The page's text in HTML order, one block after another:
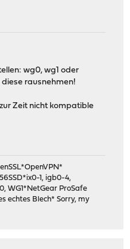
wg0, wg1 oder
rausnehmen!
Zeit nicht kompatible
1, igb0-4,
WG1*NetGear ProSafe
echtes Blech* Sorry, my